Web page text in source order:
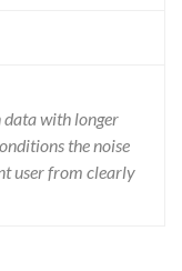
data with longer
the noise
user from clearly